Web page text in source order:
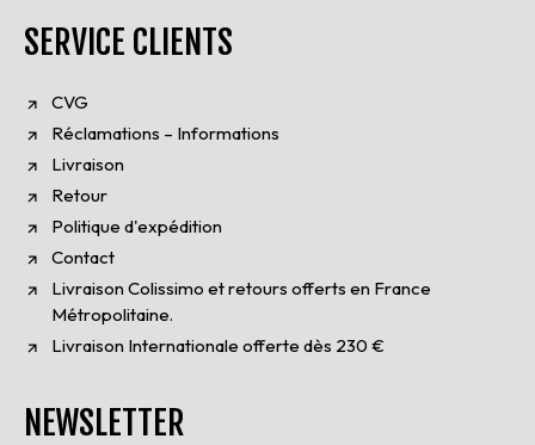
SERVICE CLIENTS
CVG
Réclamations – Informations
Livraison
Retour
Politique d'expédition
Contact
Livraison Colissimo et retours offerts en France
Métropolitaine.
Livraison Internationale offerte dès 230 €
NEWSLETTER